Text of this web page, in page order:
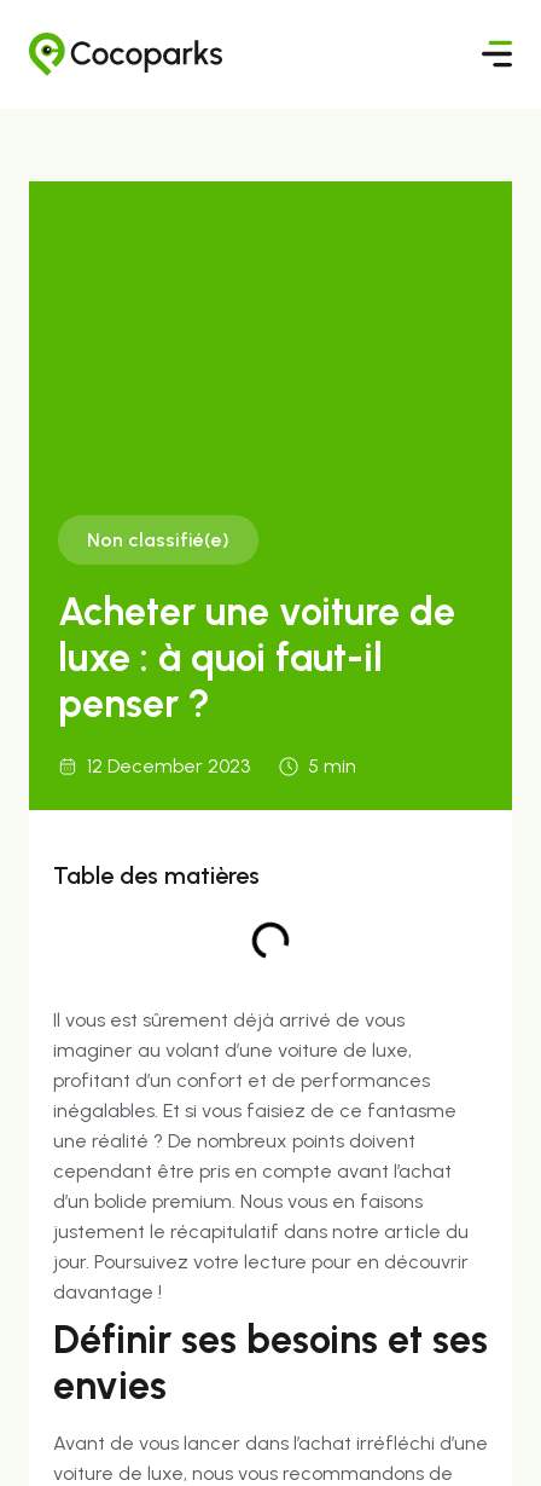
Non classifié(e)
Acheter une voiture de
luxe : à quoi faut-il
penser ?
12 December 2023 5 min
Table des matières
Il vous est sûrement déjà arrivé de vous
imaginer au volant d’une voiture de luxe,
profitant d’un confort et de performances
inégalables. Et si vous faisiez de ce fantasme
une réalité ? De nombreux points doivent
cependant être pris en compte avant l’achat
d’un bolide premium. Nous vous en faisons
justement le récapitulatif dans notre article du
jour. Poursuivez votre lecture pour en découvrir
davantage !
Définir ses besoins et ses
envies
Avant de vous lancer dans l’achat irréfléchi d’une
voiture de luxe, nous vous recommandons de